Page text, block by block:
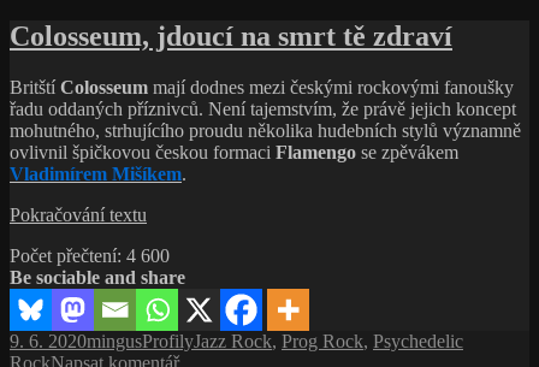
s
názvem
Music,
excentričtí
angličtí
vejlupci
Colosseum, jdoucí na smrt tě zdraví
Britští Colosseum mají dodnes mezi českými rockovými fanoušky
řadu oddaných příznivců. Není tajemstvím, že právě jejich koncept
mohutného, strhujícího proudu několika hudebních stylů významně
ovlivnil špičkovou českou formaci Flamengo se zpěvákem
Vladimírem Mišíkem.
Pokračování textu
na
smrt
tě
zdraví
Počet přečtení: 4 600
Be sociable and share
Publikováno:
9. 6. 2020Autor:
mingusRubriky:
ProfilyŠtítky:
Jazz Rock, Prog Rock, Psychedelic
RockNapsat komentářpro